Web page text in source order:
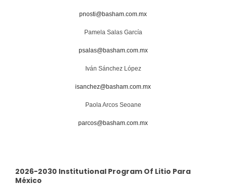
pnosti@basham.com.mx
Pamela Salas García
psalas@basham.com.mx
Iván Sánchez López
isanchez@basham.com.mx
Paola Arcos Seoane
parcos@basham.com.mx
2026-2030 Institutional Program Of Litio Para
México